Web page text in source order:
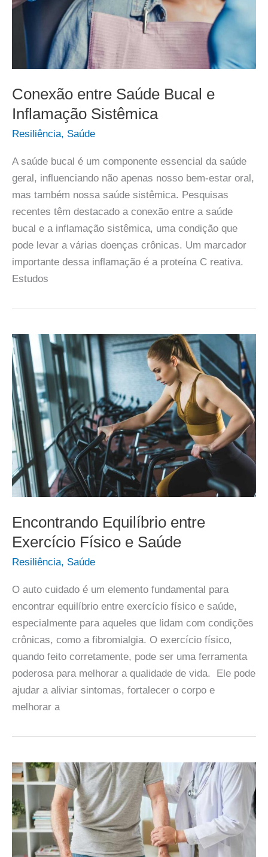
Conexão entre Saúde Bucal e
Inflamação Sistêmica
Resiliência, Saúde
A saúde bucal é um componente essencial da saúde
geral, influenciando não apenas nosso bem-estar oral,
mas também nossa saúde sistêmica. Pesquisas
recentes têm destacado a conexão entre a saúde
bucal e a inflamação sistêmica, uma condição que
pode levar a várias doenças crônicas. Um marcador
importante dessa inflamação é a proteína C reativa.
Estudos
Encontrando Equilíbrio entre
Exercício Físico e Saúde
Resiliência, Saúde
O auto cuidado é um elemento fundamental para
encontrar equilíbrio entre exercício físico e saúde,
especialmente para aqueles que lidam com condições
crônicas, como a fibromialgia. O exercício físico,
quando feito corretamente, pode ser uma ferramenta
poderosa para melhorar a qualidade de vida. Ele pode
ajudar a aliviar sintomas, fortalecer o corpo e
melhorar a